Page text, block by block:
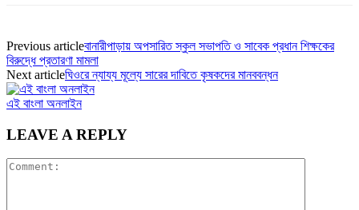
Previous articleবানারীপাড়ায় অপসারিত স্কুল সভাপতি ও সাবেক প্রধান শিক্ষকের
বিরুদ্ধে প্রতারণা মামলা
Next articleঘিওরে ন্যায্য মূল্যে সারের দাবিতে কৃষকদের মানববন্ধন
এই বাংলা অনলাইন
LEAVE A REPLY